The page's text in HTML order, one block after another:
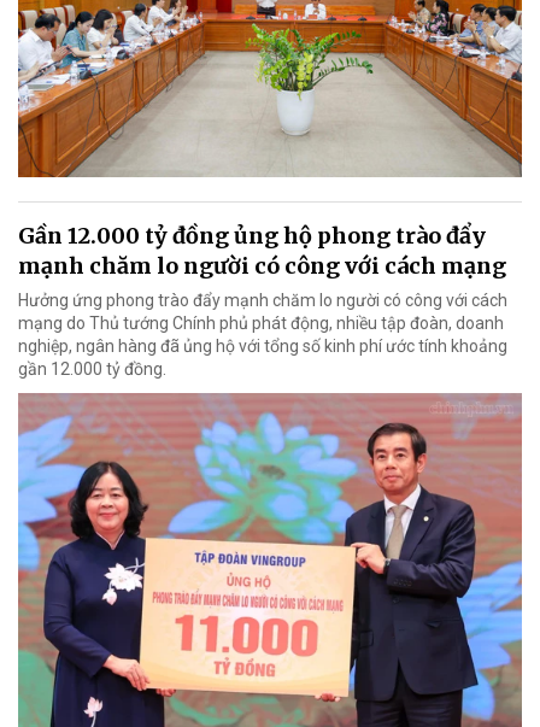
Gần 12.000 tỷ đồng ủng hộ phong trào đẩy
mạnh chăm lo người có công với cách mạng
Hưởng ứng phong trào đẩy mạnh chăm lo người có công với cách
mạng do Thủ tướng Chính phủ phát động, nhiều tập đoàn, doanh
nghiệp, ngân hàng đã ủng hộ với tổng số kinh phí ước tính khoảng
gần 12.000 tỷ đồng.